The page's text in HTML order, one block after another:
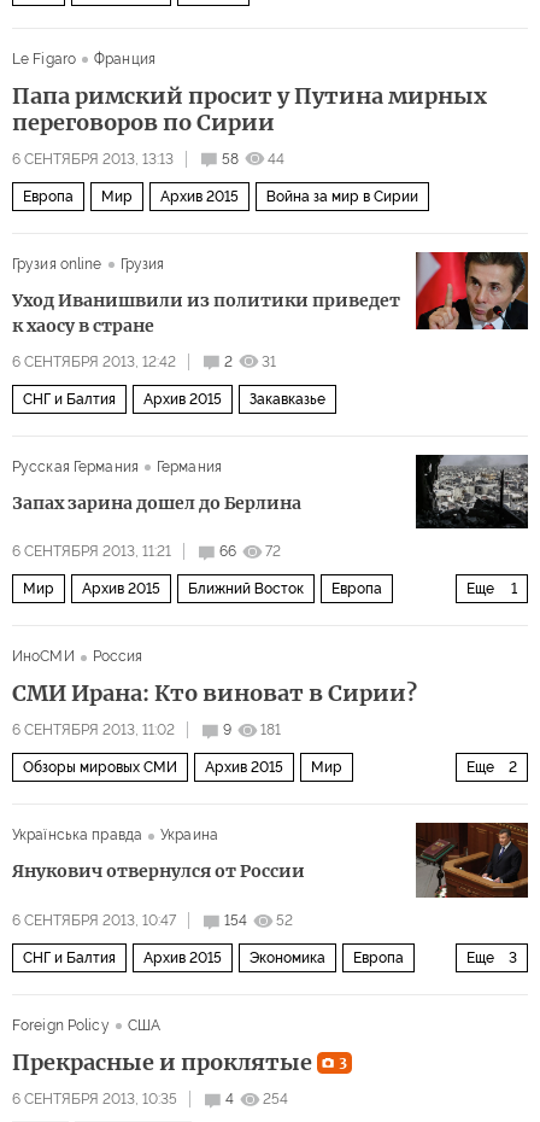
Le Figaro Франция
Папа римский просит у Путина мирных
переговоров по Сирии
6 СЕНТЯБРЯ 2013, 13:13 58 44
Европа Мир Архив 2015 Война за мир в Сирии
Грузия online Грузия
Уход Иванишвили из политики приведет
к хаосу в стране
6 СЕНТЯБРЯ 2013, 12:42 2 31
СНГ и Балтия Архив 2015 Закавказье
Русская Германия Германия
Запах зарина дошел до Берлина
6 СЕНТЯБРЯ 2013, 11:21 66 72
Еще 1
Мир Архив 2015 Ближний Восток Европа
ИноСМИ
Россия
СМИ Ирана: Кто виноват в Сирии?
6 СЕНТЯБРЯ 2013, 11:02 9 181
Еще 2
Обзоры мировых СМИ Архив 2015 Мир
Українська правда
Украина
Янукович отвернулся от России
6 СЕНТЯБРЯ 2013, 10:47 154 52
Еще 3
СНГ и Балтия Архив 2015 Экономика Европа
Foreign Policy
США
Прекрасные и проклятые 3
6 СЕНТЯБРЯ 2013, 10:35 4 254